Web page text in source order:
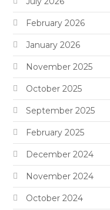
February 2026
January 2026
November 2025
October 2025
September 2025
February 2025
December 2024
November 2024
October 2024